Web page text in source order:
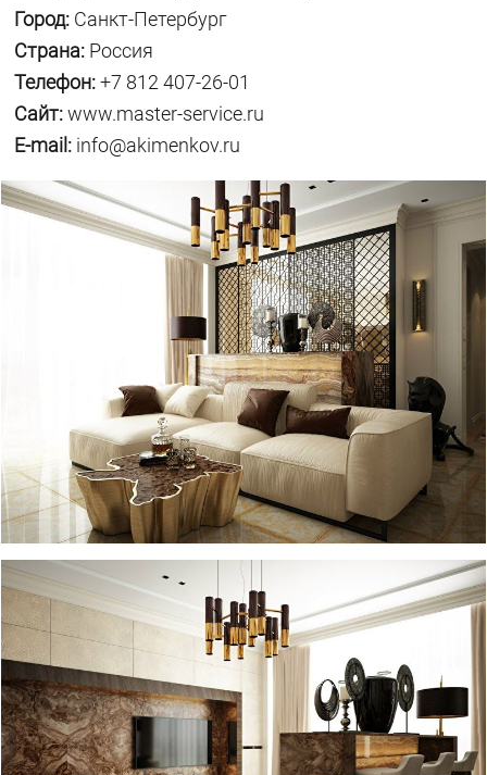
Город: Санкт-Петербург
Страна: Россия
Телефон:+7 812 407-26-01
Сайт:www.master-service.ru
E-mail: info@akimenkov.ru